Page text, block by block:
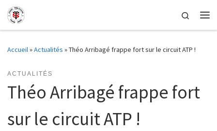
Skip to content
Search
Accueil»Actualités »Théo Arribagé frappe fort sur le circuit ATP !
ACTUALITÉS
Théo Arribagé frappe fort
sur le circuit ATP !